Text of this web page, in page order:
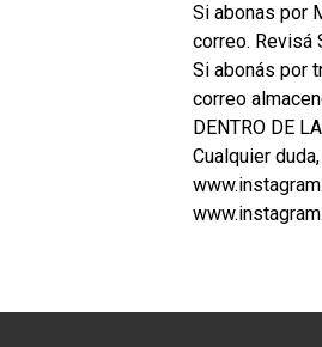
Si abonas por
correo. Revisá
Si abonás por
correo
DENTRO DE
Cualquier